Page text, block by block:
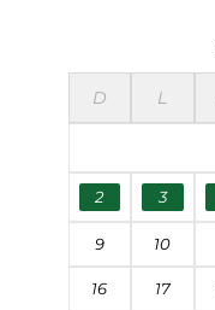
D L
2 3
9 10
16 17